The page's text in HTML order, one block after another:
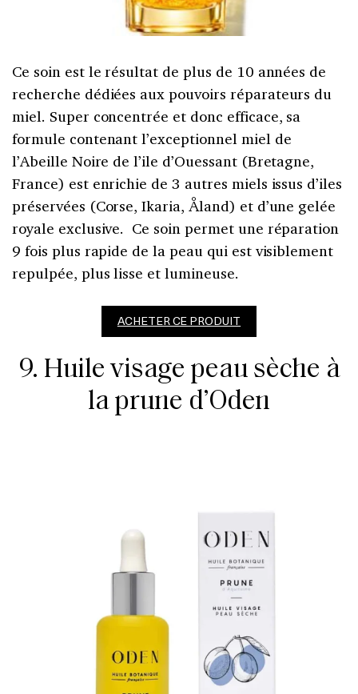
Ce soin est le résultat de plus de 10 années de
recherche dédiées aux pouvoirs réparateurs du
miel. Super concentrée et donc efficace, sa
formule contenant l’exceptionnel miel de
l’Abeille Noire de l’ile d’Ouessant (Bretagne,
France) est enrichie de 3 autres miels issus d’iles
préservées (Corse, Ikaria, Åland) et d’une gelée
royale exclusive. Ce soin permet une réparation
9 fois plus rapide de la peau qui est visiblement
repulpée, plus lisse et lumineuse.
ACHETER CE PRODUIT
9. Huile visage peau sèche à
la prune d’Oden